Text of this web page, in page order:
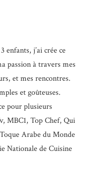
enfants, j’ai crée ce
passion à travers mes
et mes rencontres.
et goûteuses.
pour plusieurs
MBC1, Top Chef, Qui
Arabe du Monde
Nationale de Cuisine